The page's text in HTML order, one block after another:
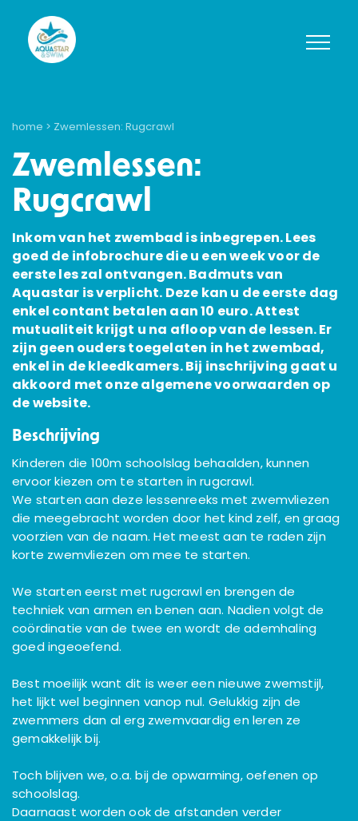
home > Zwemlessen: Rugcrawl
Zwemlessen:
Rugcrawl
Inkom van het zwembad is inbegrepen. Lees
goed de infobrochure die u een week voor de
eerste les zal ontvangen. Badmuts van
Aquastar is verplicht. Deze kan u de eerste dag
enkel contant betalen aan 10 euro. Attest
mutualiteit krijgt u na afloop van de lessen. Er
zijn geen ouders toegelaten in het zwembad,
enkel in de kleedkamers. Bij inschrijving gaat u
akkoord met onze algemene voorwaarden op
de website.
Beschrijving
Kinderen die 100m schoolslag behaalden, kunnen
ervoor kiezen om te starten in rugcrawl.
We starten aan deze lessenreeks met zwemvliezen
die meegebracht worden door het kind zelf, en graag
voorzien van de naam. Het meest aan te raden zijn
korte zwemvliezen om mee te starten.
We starten eerst met rugcrawl en brengen de
techniek van armen en benen aan. Nadien volgt de
coördinatie van de twee en wordt de ademhaling
goed ingeoefend.
Best moeilijk want dit is weer een nieuwe zwemstijl,
het lijkt wel beginnen vanop nul. Gelukkig zijn de
zwemmers dan al erg zwemvaardig en leren ze
gemakkelijk bij.
Toch blijven we, o.a. bij de opwarming, oefenen op
schoolslag.
Daarnaast worden ook de afstanden verder